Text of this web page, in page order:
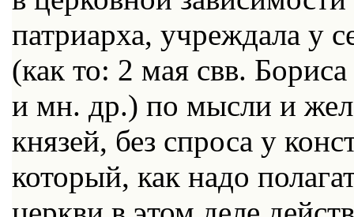
патриарха, учреждала у
(как то: 2 мая свв.
и мн. др.) по мысли и
князей, без спроса у
который, как надо